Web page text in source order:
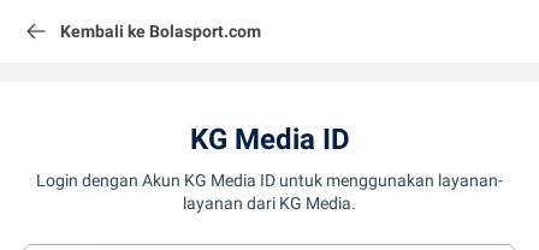
Kembali ke Bolasport.com
KG Media ID
Login dengan Akun KG Media ID untuk menggunakan layanan-
layanan dari KG Media.